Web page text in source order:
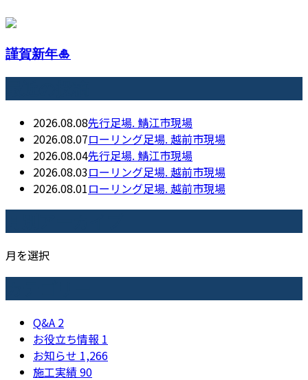
謹賀新年🎍
2026.08.08先行足場. 鯖江市現場
2026.08.07ローリング足場. 越前市現場
2026.08.04先行足場. 鯖江市現場
2026.08.03ローリング足場. 越前市現場
2026.08.01ローリング足場. 越前市現場
月を選択
Q&A 2
お役立ち情報 1
お知らせ 1,266
施工実績90